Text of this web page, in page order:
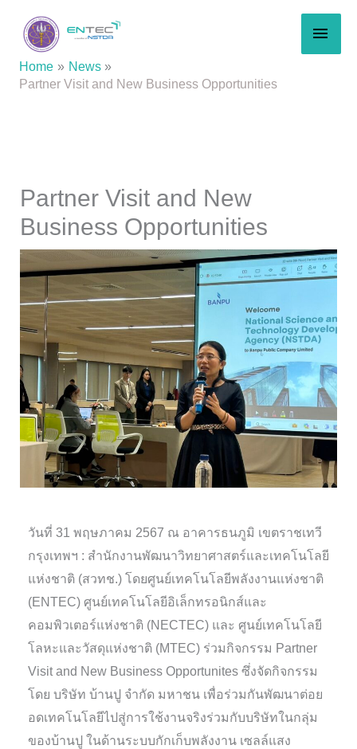
content
Home
News
Partner Visit and New Business Opportunities
Partner Visit and New
Business Opportunities
วันที่ 31 พฤษภาคม 2567 ณ อาคารธนภูมิ เขตราชเทวี
กรุงเทพฯ : สำนักงานพัฒนาวิทยาศาสตร์และเทคโนโลยี
แห่งชาติ (สวทช.) โดยศูนย์เทคโนโลยีพลังงานแห่งชาติ
(ENTEC) ศูนย์เทคโนโลยีอิเล็กทรอนิกส์และ
คอมพิวเตอร์แห่งชาติ (NECTEC) และ ศูนย์เทคโนโลยี
โลหะและวัสดุแห่งชาติ (MTEC) ร่วมกิจกรรม Partner
Visit and New Business Opportunites ซึ่งจัดกิจกรรม
โดย บริษัท บ้านปู จำกัด มหาชน เพื่อร่วมกันพัฒนาต่อย
อดเทคโนโลยีไปสู่การใช้งานจริงร่วมกับบริษัทในกลุ่ม
ของบ้านปู ในด้านระบบกักเก็บพลังงาน เซลล์แสง